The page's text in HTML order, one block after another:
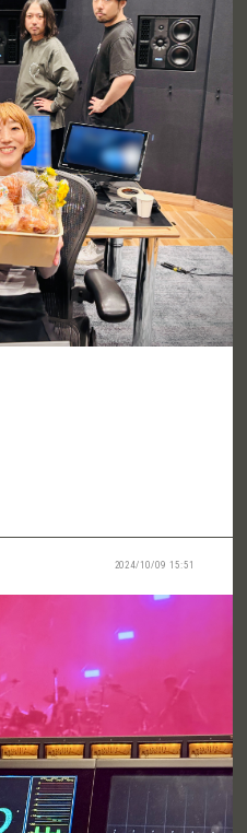
2024/10/09 15:51